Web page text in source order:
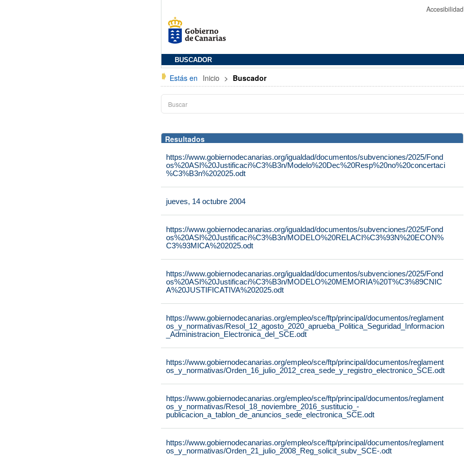
Accesibilidad
BUSCADOR
Estás en Inicio > Buscador
Resultados
https://www.gobiernodecanarias.org/igualdad/documentos/subvenciones/2025/Fond
os%20ASI%20Justificaci%C3%B3n/Modelo%20Dec%20Resp%20no%20concertaci
%C3%B3n%202025.odt
jueves, 14 octubre 2004
https://www.gobiernodecanarias.org/igualdad/documentos/subvenciones/2025/Fond
os%20ASI%20Justificaci%C3%B3n/MODELO%20RELACI%C3%93N%20ECON%
C3%93MICA%202025.odt
https://www.gobiernodecanarias.org/igualdad/documentos/subvenciones/2025/Fond
os%20ASI%20Justificaci%C3%B3n/MODELO%20MEMORIA%20T%C3%89CNIC
A%20JUSTIFICATIVA%202025.odt
https://www.gobiernodecanarias.org/empleo/sce/ftp/principal/documentos/reglament
os_y_normativas/Resol_12_agosto_2020_aprueba_Politica_Seguridad_Informacion
_Administracion_Electronica_del_SCE.odt
https://www.gobiernodecanarias.org/empleo/sce/ftp/principal/documentos/reglament
os_y_normativas/Orden_16_julio_2012_crea_sede_y_registro_electronico_SCE.odt
https://www.gobiernodecanarias.org/empleo/sce/ftp/principal/documentos/reglament
os_y_normativas/Resol_18_noviembre_2016_sustitucio_-
publicacion_a_tablon_de_anuncios_sede_electronica_SCE.odt
https://www.gobiernodecanarias.org/empleo/sce/ftp/principal/documentos/reglament
os_y_normativas/Orden_21_julio_2008_Reg_solicit_subv_SCE-.odt